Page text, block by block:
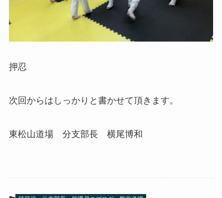
押忍
次回からはしっかりと書かせて頂きます。
東松山道場 分支部長 横尾博和